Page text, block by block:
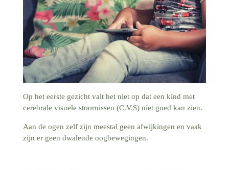
Op het eerste gezicht valt het niet op dat een kind met
cerebrale visuele stoornissen (C.V.S) niet goed kan zien.
Aan de ogen zelf zijn meestal geen afwijkingen en vaak
zijn er geen dwalende oogbewegingen.